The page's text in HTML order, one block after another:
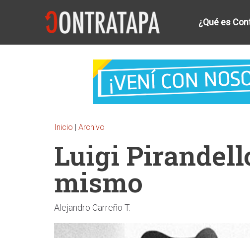
¿Qué es
Inicio | Archivo
Luigi
mismo
Alejandro Carreño T.